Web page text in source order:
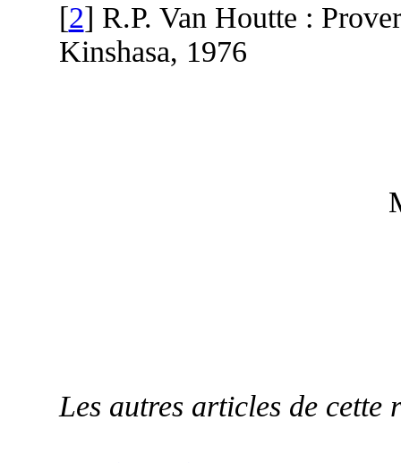
[2] R.P. Van Houtte :
Kinshasa, 1976
Les autres articles de cette